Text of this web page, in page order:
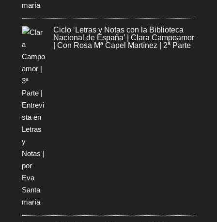
Ciclo ‘Letras y Notas con la Biblioteca
Nacional de España’ | Clara Campoamor
| Con Rosa Mª Capel Martínez | 2ª Parte